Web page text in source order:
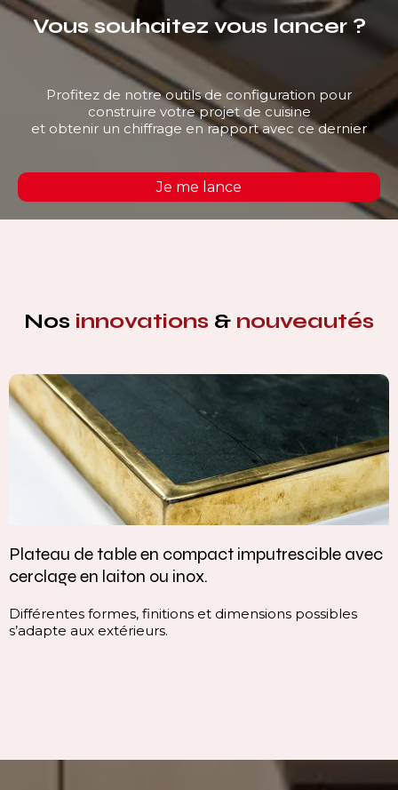
Vous souhaitez vous lancer ?
Profitez de notre outils de configuration pour
construire votre projet de cuisine
et obtenir un chiffrage en rapport avec ce dernier
Je me lance
Nos innovations & nouveautés
Plateau de table en compact imputrescible avec
cerclage en laiton ou inox.
Différentes formes, finitions et dimensions possibles
s’adapte aux extérieurs.